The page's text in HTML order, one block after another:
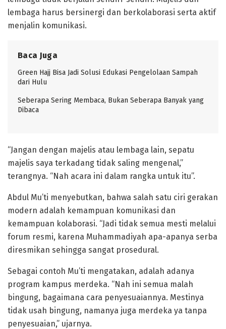
lembaga harus bersinergi dan berkolaborasi serta aktif
menjalin komunikasi.
Baca Juga
Green Hajj Bisa Jadi Solusi Edukasi Pengelolaan Sampah
dari Hulu
Seberapa Sering Membaca, Bukan Seberapa Banyak yang
Dibaca
“Jangan dengan majelis atau lembaga lain, sepatu
majelis saya terkadang tidak saling mengenal,”
terangnya. “Nah acara ini dalam rangka untuk itu”.
Abdul Mu’ti menyebutkan, bahwa salah satu ciri gerakan
modern adalah kemampuan komunikasi dan
kemampuan kolaborasi. “Jadi tidak semua mesti melalui
forum resmi, karena Muhammadiyah apa-apanya serba
diresmikan sehingga sangat prosedural.
Sebagai contoh Mu’ti mengatakan, adalah adanya
program kampus merdeka. “Nah ini semua malah
bingung, bagaimana cara penyesuaiannya. Mestinya
tidak usah bingung, namanya juga merdeka ya tanpa
penyesuaian,” ujarnya.